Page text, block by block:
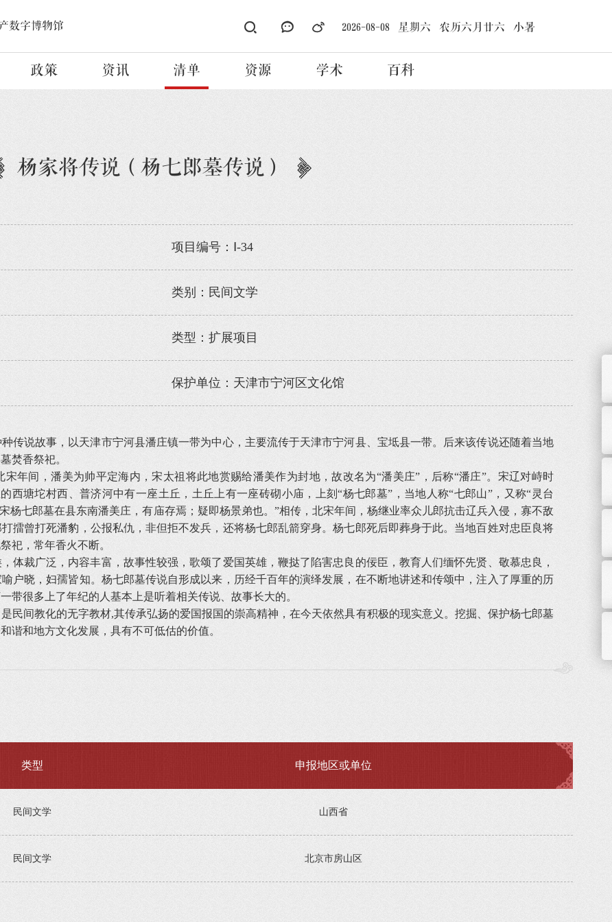
数字博物馆 2026-08-08 星期六 农历六月廿六 小暑
政策 资讯 清单 资源 学术 百科
杨家将传说（杨七郎墓传说）
项目编号：Ⅰ-34
类别：民间文学
类型：扩展项目
保护单位：天津市宁河区文化馆
传说故事，以天津市宁河县潘庄镇一带为中心，主要流传于天津市宁河县、宝坻县一带。后来该传说还随着当地
焚香祭祀。
年间，潘美为帅平定海内，宋太祖将此地赏赐给潘美作为封地，故改名为“潘美庄”，后称“潘庄”。宋辽对峙时
西塘坨村西、普济河中有一座土丘，土丘上有一座砖砌小庙，上刻“杨七郎墓”，当地人称“七郎山”，又称“灵台
杨七郎墓在县东南潘美庄，有庙存焉；疑即杨景弟也。”相传，北宋年间，杨继业率众儿郎抗击辽兵入侵，寡不敌
擂曾打死潘豹，公报私仇，非但拒不发兵，还将杨七郎乱箭穿身。杨七郎死后即葬身于此。当地百姓对忠臣良将
祀，常年香火不断。
体裁广泛，内容丰富，故事性较强，歌颂了爱国英雄，鞭挞了陷害忠良的佞臣，教育人们缅怀先贤、敬慕忠良，
户晓，妇孺皆知。杨七郎墓传说自形成以来，历经千百年的演绎发展，在不断地讲述和传颂中，注入了厚重的历
带很多上了年纪的人基本上是听着相关传说、故事长大的。
民间教化的无字教材,其传承弘扬的爱国报国的崇高精神，在今天依然具有积极的现实意义。挖掘、保护杨七郎墓
谐和地方文化发展，具有不可低估的价值。
类型 申报地区或单位
民间文学 山西省
民间文学 北京市房山区